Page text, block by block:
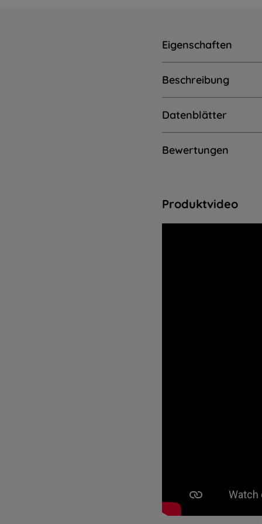
Eigenschaften
Beschreibung
Datenblätter
Bewertungen
Produktvideo